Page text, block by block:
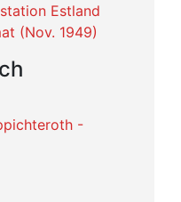
Estland
(Nov. 1949)
-